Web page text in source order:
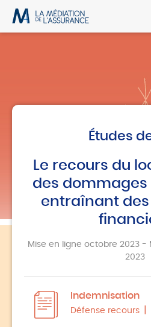
Études
Le recours du
des
entraînant
Mise en ligne octobre 2023 -
2023
Indemnisation
Défense recours